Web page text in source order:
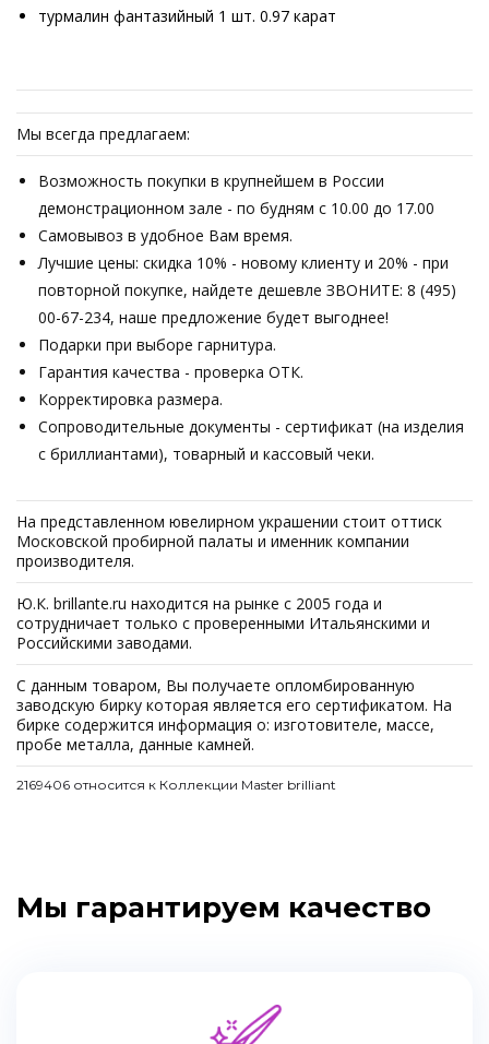
турмалин фантазийный 1 шт. 0.97 карат
Мы всегда предлагаем:
Возможность покупки в крупнейшем в России
демонстрационном зале - по будням с 10.00 до 17.00
Самовывоз в удобное Вам время.
Лучшие цены: скидка 10% - новому клиенту и 20% - при
повторной покупке, найдете дешевле ЗВОНИТЕ: 8 (495)
00-67-234, наше предложение будет выгоднее!
Подарки при выборе гарнитура.
Гарантия качества - проверка ОТК.
Корректировка размера.
Сопроводительные документы - сертификат (на изделия
с бриллиантами), товарный и кассовый чеки.
На представленном ювелирном украшении стоит оттиск
Московской пробирной палаты и именник компании
производителя.
Ю.К. brillante.ru находится на рынке с 2005 года и
сотрудничает только с проверенными Итальянскими и
Российскими заводами.
С данным товаром, Вы получаете опломбированную
заводскую бирку которая является его сертификатом. На
бирке содержится информация о: изготовителе, массе,
пробе металла, данные камней.
2169406 относится к Коллекции Master brilliant
Мы гарантируем качество